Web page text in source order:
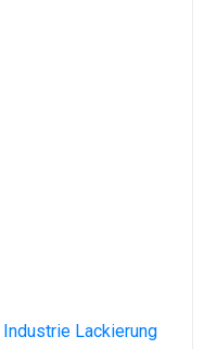
Industrie Lackierung